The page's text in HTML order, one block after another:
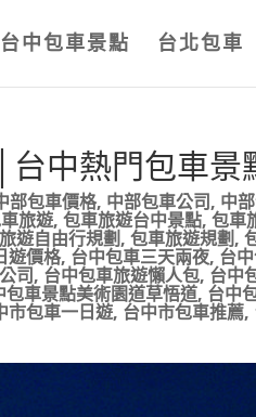
台中包車景點 台北包車
中熱門包車景
部包車價格, 中部包車公司, 中
旅遊,包車旅遊台中景點,包車
遊自由行規劃,包車旅遊規劃,
遊價格, 台中包車三天兩夜, 台
司, 台中包車旅遊懶人包, 台中
包車景點美術園道草悟道, 台中
市包車一日遊, 台中市包車推薦,